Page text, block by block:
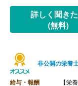
詳しく聞き
(無料)
非公開の栄養
給与・報酬
【栄